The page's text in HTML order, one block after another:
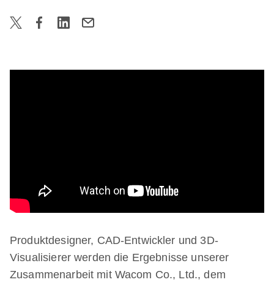
Produktdesigner, CAD-Entwickler und 3D-
Visualisierer werden die Ergebnisse unserer
Zusammenarbeit mit Wacom Co., Ltd., dem